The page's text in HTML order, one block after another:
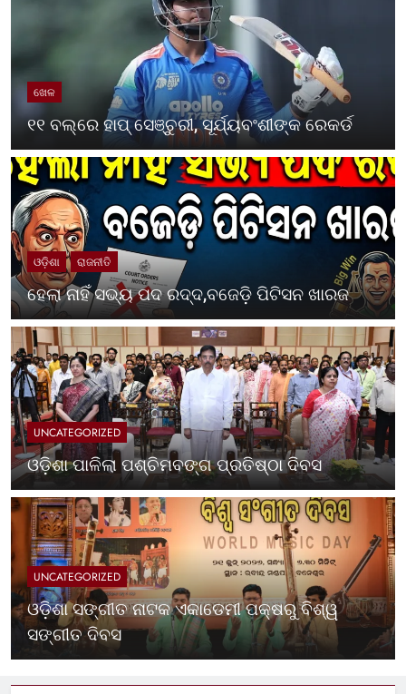
ଖେଳ
୧୧ ବଲ୍‌ରେ ହାପ୍ ସେଞ୍ଚୁରୀ, ସୂର୍ଯ୍ୟବଂଶୀଙ୍କ ରେକର୍ଡ
ଓଡ଼ିଶା ରାଜନୀତି
ହେଲା ନାହିଁ ସଭ୍ୟ ପଦ ରଦ୍ଦ,ବଜେଡ଼ି ପିଟିସନ ଖାରଜ
UNCATEGORIZED
ଓଡ଼ିଶା ପାଳିଲା ପଶ୍ଚିମବଙ୍ଗ ପ୍ରତିଷ୍ଠା ଦିବସ
UNCATEGORIZED
ଓଡ଼ିଶା ସଙ୍ଗୀତ ନାଟକ ଏକାଡେମୀ ପକ୍ଷରୁ ବିଶ୍ୱ
ସଙ୍ଗୀତ ଦିବସ